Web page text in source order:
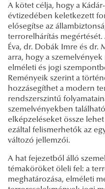
A kötet célja, hogy a
évtizedében keletkezett
elősegítse az
terrorelhárítás megértését.
Éva, dr. Dobák Imre és dr.
arra, hogy a
elméleti és jogi
Reményeik szerint a
hozzásegíthet a modern
rendszerszintű
szemelvényekben
elképzeléseket össze
ezáltal felismerhetők az
változó jellemzői.
A hat fejezetből álló
témaköröket öleli fel: a
meghatározása, elméleti